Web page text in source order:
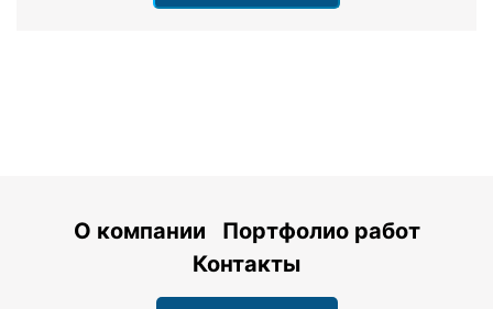
О компании
Портфолио работ
Контакты